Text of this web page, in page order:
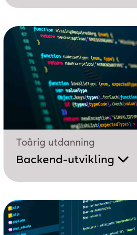
Toårig utdanning
Backend-utvikling